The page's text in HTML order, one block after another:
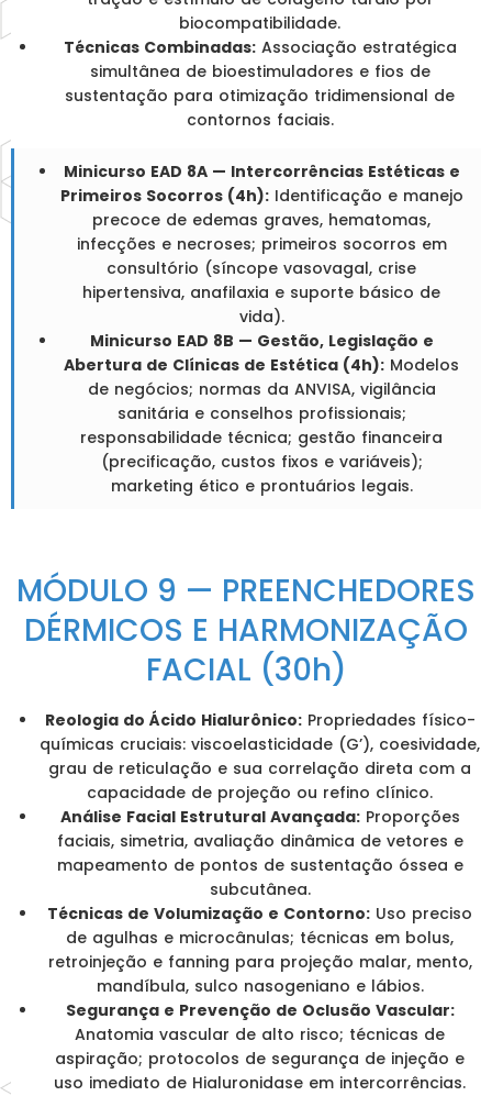
biocompatibilidade.
Técnicas Combinadas:Associação estratégica
simultânea de bioestimuladores e fios de
sustentação para otimização tridimensional de
contornos faciais.
Minicurso EAD 8A — Intercorrências Estéticas e
Primeiros Socorros (4h):Identificação e manejo
precoce de edemas graves, hematomas,
infecções e necroses; primeiros socorros em
consultório (síncope vasovagal, crise
hipertensiva, anafilaxia e suporte básico de
vida).
Minicurso EAD 8B — Gestão, Legislação e
Abertura de Clínicas de Estética (4h): Modelos
de negócios; normas da ANVISA, vigilância
sanitária e conselhos profissionais;
responsabilidade técnica; gestão financeira
(precificação, custos fixos e variáveis);
marketing ético e prontuários legais.
MÓDULO 9 — PREENCHEDORES
DÉRMICOS E HARMONIZAÇÃO
FACIAL (30h)
Reologia do Ácido Hialurônico:Propriedades físico-
químicas cruciais: viscoelasticidade (G’), coesividade,
grau de reticulação e sua correlação direta com a
capacidade de projeção ou refino clínico.
Análise Facial Estrutural Avançada:Proporções
faciais, simetria, avaliação dinâmica de vetores e
mapeamento de pontos de sustentação óssea e
subcutânea.
Técnicas de Volumização e Contorno: Uso preciso
de agulhas e microcânulas; técnicas em bolus,
retroinjeção e fanning para projeção malar, mento,
mandíbula, sulco nasogeniano e lábios.
Segurança e Prevenção de Oclusão Vascular:
Anatomia vascular de alto risco; técnicas de
aspiração; protocolos de segurança de injeção e
uso imediato de Hialuronidase em intercorrências.